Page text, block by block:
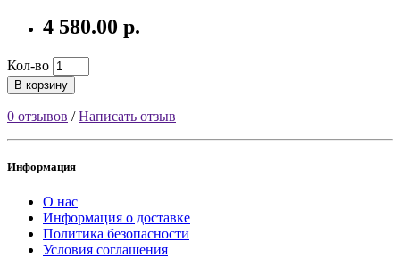
4 580.00 р.
Кол-во
В корзину
0 отзывов /Написать отзыв
Информация
О нас
Информация о доставке
Политика безопасности
Условия соглашения